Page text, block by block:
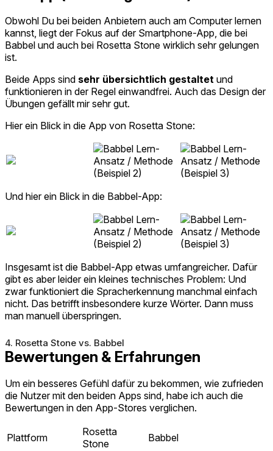
Obwohl Du bei beiden Anbietern auch am Computer lernen
kannst, liegt der Fokus auf der Smartphone-App, die bei
Babbel und auch bei Rosetta Stone wirklich sehr gelungen
ist.
Beide Apps sind sehr übersichtlich gestaltet und
funktionieren in der Regel einwandfrei. Auch das Design der
Übungen gefällt mir sehr gut.
Hier ein Blick in die App von Rosetta Stone:
Und hier ein Blick in die Babbel-App:
Insgesamt ist die Babbel-App etwas umfangreicher. Dafür
gibt es aber leider ein kleines technisches Problem: Und
zwar funktioniert die Spracherkennung manchmal einfach
nicht. Das betrifft insbesondere kurze Wörter. Dann muss
man manuell überspringen.
4. Rosetta Stone vs. Babbel
Bewertungen & Erfahrungen
Um ein besseres Gefühl dafür zu bekommen, wie zufrieden
die Nutzer mit den beiden Apps sind, habe ich auch die
Bewertungen in den App-Stores verglichen.
Plattform
Rosetta
Stone
Babbel